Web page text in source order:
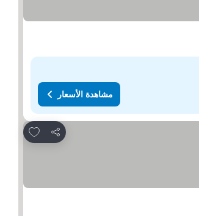
مشاهدة الأسعار
مشاركة
Add to favorites